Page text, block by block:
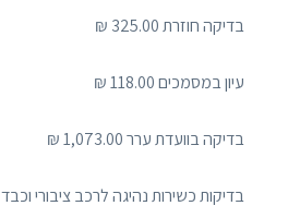
בדיקה חוזרת 325.00 ₪
עיון במסמכים 118.00 ₪
בדיקה בוועדת ערר 1,073.00 ₪
בדיקות כשירות נהיגה לרכב ציבורי וכבד 987.00 ₪